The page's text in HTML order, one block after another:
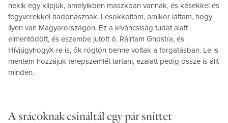
nekik egy klipjük, amelyikben maszkban vannak, és késekkel és
fegyverekkel hadonásznak. Lesokkoltam, amikor láttam, hogy
ilyen van Magyarországon. Ez a kíváncsiság tudat alatt
elmentődött, és eszembe jutott ő. Ráírtam Ghostra, és
HívjúgyhogyX-re is, ők rögtön benne voltak a forgatásban. Le is
mentem hozzájuk terepszemlét tartani, ezalatt pedig össze is állt
minden.
A srácoknak csináltál egy pár snittet